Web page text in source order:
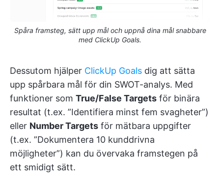
Spåra framsteg, sätt upp mål och uppnå dina mål snabbare
med ClickUp Goals.
Dessutom hjälper ClickUp Goals dig att sätta
upp spårbara mål för din SWOT-analys. Med
funktioner som True/False Targets för binära
resultat (t.ex. ”Identifiera minst fem svagheter”)
eller Number Targets för mätbara uppgifter
(t.ex. ”Dokumentera 10 kunddrivna
möjligheter”) kan du övervaka framstegen på
ett smidigt sätt.